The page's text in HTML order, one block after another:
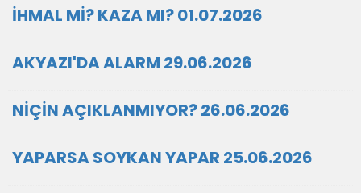
İHMAL Mİ? KAZA MI? 01.07.2026
AKYAZI'DA ALARM 29.06.2026
NİÇİN AÇIKLANMIYOR? 26.06.2026
YAPARSA SOYKAN YAPAR 25.06.2026